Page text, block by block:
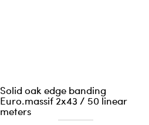
Solid oak edge banding
Euro.massif 2x43 / 50 linear
meters